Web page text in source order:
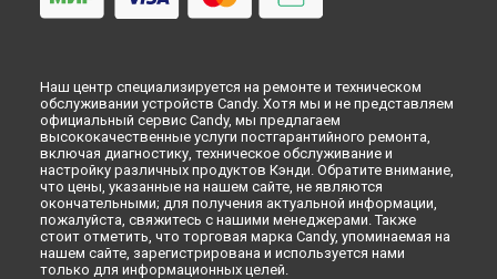
Наш центр специализируется на ремонте и техническом
обслуживании устройств Candy. Хотя мы и не представляем
официальный сервис Candy, мы предлагаем
высококачественные услуги постгарантийного ремонта,
включая диагностику, техническое обслуживание и
настройку различных продуктов Кэнди. Обратите внимание,
что цены, указанные на нашем сайте, не являются
окончательными; для получения актуальной информации,
пожалуйста, свяжитесь с нашими менеджерами. Также
стоит отметить, что торговая марка Candy, упоминаемая на
нашем сайте, зарегистрирована и используется нами
только для информационных целей.